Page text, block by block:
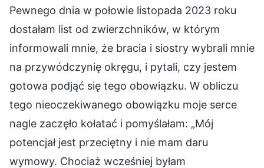
Pewnego dnia w połowie listopada 2023 roku
dostałam list od zwierzchników, w którym
informowali mnie, że bracia i siostry wybrali mnie
na przywódczynię okręgu, i pytali, czy jestem
gotowa podjąć się tego obowiązku. W obliczu
tego nieoczekiwanego obowiązku moje serce
nagle zaczęło kołatać i pomyślałam: „Mój
potencjał jest przeciętny i nie mam daru
wymowy. Chociaż wcześniej byłam